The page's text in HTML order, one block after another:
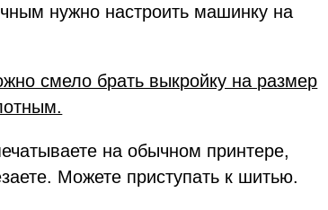
нужно настроить машинку на
смело брать выкройку на размер
на обычном принтере,
Можете приступать к шитью.